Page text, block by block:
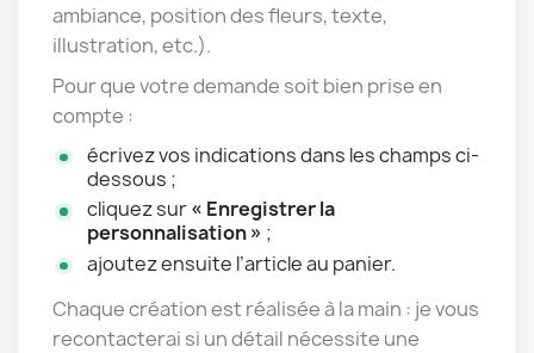
ambiance, position des fleurs, texte,
illustration, etc.).
Pour que votre demande soit bien prise en
compte :
écrivez vos indications dans les champs ci-
dessous ;
cliquez sur« Enregistrer la
personnalisation » ;
ajoutez ensuite l’article au panier.
Chaque création est réalisée à la main : je vous
recontacterai si un détail nécessite une